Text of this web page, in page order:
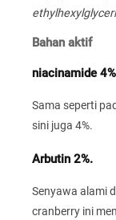
Bahan aktif
niacinamide
Sama seperti
sini juga 4%.
Arbutin 2%.
Senyawa alami
cranberry ini